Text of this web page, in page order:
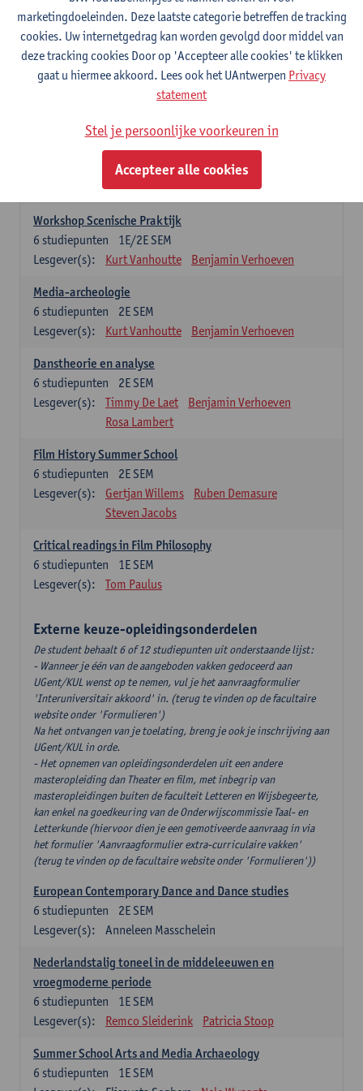
praktijkgeoriënteerde opleidingsonderdelen. Er kan maar 1 stage-
onderdeel opgenomen worden
Professionele Stage
1E/2E SEM
6studiepunten
Benjamin Verhoeven
Wetenschappelijke Stage
1E/2E SEM
studiepunten
Kurt Vanhoutte
Gertjan Willems
Benjamin Verhoeven
Workshop Scenische Praktijk
1E/2E SEM
6 studiepunten
Lesgever(s):
Kurt Vanhoutte Benjamin Verhoeven
Media-archeologie
2E SEM
6 studiepunten
Lesgever(s):
Kurt Vanhoutte Benjamin Verhoeven
Danstheorie en analyse
2E SEM
6 studiepunten
Lesgever(s):
Timmy De Laet
Benjamin Verhoeven
Rosa Lambert
Film History Summer School
2E SEM
6 studiepunten
Lesgever(s):
Gertjan Willems
Ruben Demasure
Steven Jacobs
Critical readings in Film Philosophy
1E SEM
6 studiepunten
Lesgever(s):
Tom Paulus
Externe keuze-opleidingsonderdelen
De student behaalt 6 of 12 studiepunten uit onderstaande lijst:
- Wanneer je één van de aangeboden vakken gedoceerd aan
UGent/KUL wenst op te nemen, vul je het aanvraagformulier
'Interuniversitair akkoord' in. (terug te vinden op de facultaire
website onder 'Formulieren')
Na het ontvangen van je toelating, breng je ook je inschrijving aan
UGent/KUL in orde.
- Het opnemen van opleidingsonderdelen uit een andere
masteropleiding dan Theater en film, met inbegrip van
masteropleidingen buiten de faculteit Letteren en Wijsbegeerte,
kan enkel na goedkeuring van de Onderwijscommissie Taal- en
Letterkunde (hiervoor dien je een gemotiveerde aanvraag in via
het formulier 'Aanvraagformulier extra-curriculaire vakken'
(terug te vinden op de facultaire website onder 'Formulieren'))
European Contemporary Dance and Dance studies
2E SEM
6 studiepunten
Lesgever(s):
Anneleen Masschelein
Nederlandstalig toneel in de middeleeuwen en
vroegmoderne periode
1E SEM
6 studiepunten
Lesgever(s):
Remco Sleiderink Patricia Stoop
Summer School Arts and Media Archaeology
1E SEM
6 studiepunten
marketingdoeleinden. Deze laatste categorie betreffen de tracking
cookies. Uw internetgedrag kan worden gevolgd door middel van
deze tracking cookies Door op 'Accepteer alle cookies' te klikken
gaat u hiermee akkoord. Lees ook het UAntwerpen Privacy
statement
Stel je persoonlijke voorkeuren in
Accepteer alle cookies